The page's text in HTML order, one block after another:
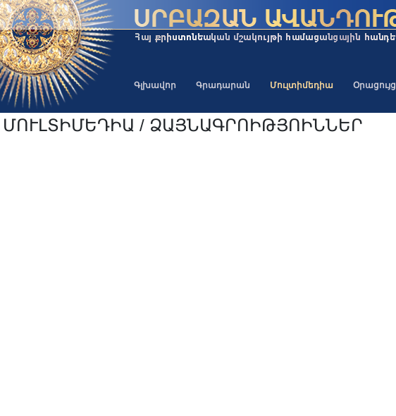
Գլխավոր Գրադարան Մուլտիմեդիա Օրացույց
ՄՈՒԼՏԻՄԵԴԻԱ / ՁԱՅՆԱԳՐՈԻԹՅՈԻՆՆԵՐ